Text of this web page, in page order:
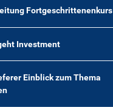
Fortgeschrittenenkurs
Investment
Einblick zum Thema